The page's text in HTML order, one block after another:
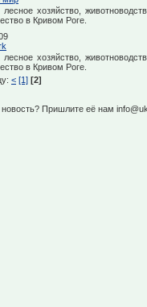
лесное хозяйство,
в Кривом Роге.
лесное хозяйство,
в Кривом Роге.
< [1] [2]
Пришлите её нам